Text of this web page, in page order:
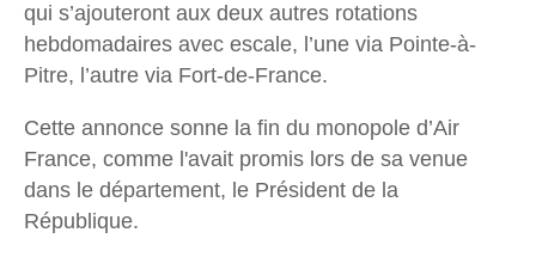
qui s’ajouteront aux deux autres rotations
hebdomadaires avec escale, l’une via Pointe-à-
Pitre, l’autre via Fort-de-France.
Cette annonce sonne la fin du monopole d’Air
France, comme l'avait promis lors de sa venue
dans le département, le Président de la
République.